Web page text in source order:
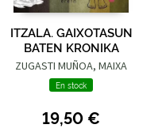
ITZALA. GAIXOTASUN
BATEN KRONIKA
ZUGASTI MUÑOA, MAIXA
En stock
19,50 €